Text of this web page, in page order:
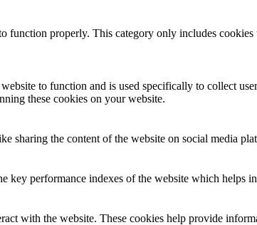
function properly. This category only includes
to function and is used specifically to collect
these cookies on your website.
sharing the content of the website on social media
key performance indexes of the website which helps
with the website. These cookies help provide